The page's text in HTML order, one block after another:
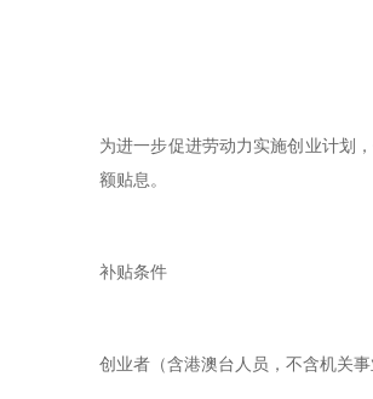
为进一步促进劳动力实施创业计划
额贴息。
补贴条件
创业者（含港澳台人员，不含机关